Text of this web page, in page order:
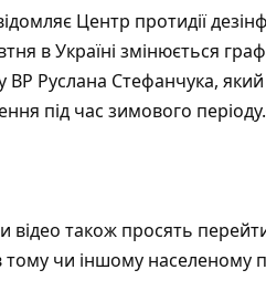
Центр протидії
в Україні змінюється
ВР Руслана Стефанчука,
під час зимового періоду.
відео також просять
тому чи іншому населеному